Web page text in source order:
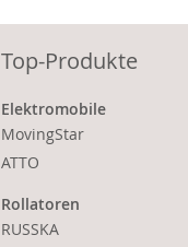
Top-Produkte
Elektromobile
MovingStar
ATTO
Rollatoren
RUSSKA